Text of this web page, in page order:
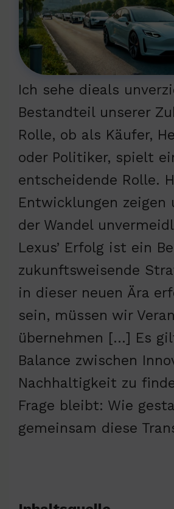
Ich sehe dieals
Bestandteil unserer
Rolle, ob als Käufer,
oder Politiker, spielt
entscheidende Rolle.
Entwicklungen zeigen
der Wandel
Lexus’ Erfolg ist ein
zukunftsweisende
in dieser neuen Ära
sein, müssen wir
übernehmen […] Es
Balance zwischen
Nachhaltigkeit zu
Frage bleibt: Wie
gemeinsam diese